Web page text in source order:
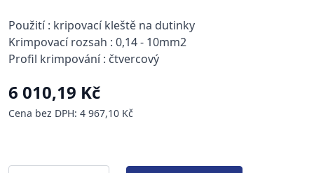
Použití : kripovací kleště na dutinky
Krimpovací rozsah : 0,14 - 10mm2
Profil krimpování : čtvercový
6 010,19 Kč
Cena bez DPH: 4 967,10 Kč